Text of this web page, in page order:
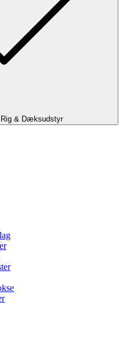
& Dæksudstyr